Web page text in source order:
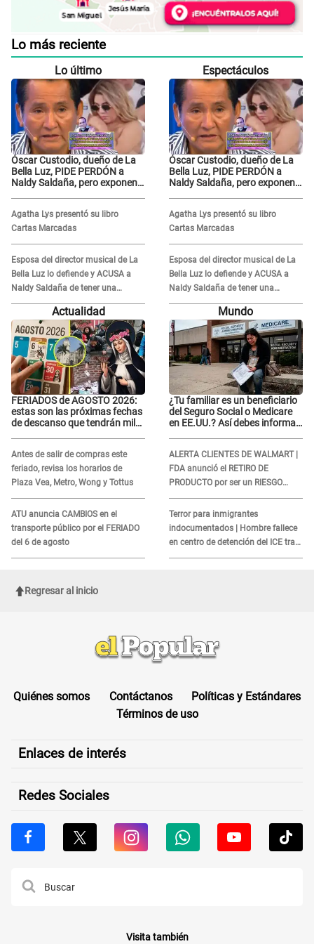
Lo más reciente
Lo último
Óscar Custodio, dueño de La
Bella Luz, PIDE PERDÓN a
Naldy Saldaña, pero exponen
grabar"
Agatha Lys presentó su libro
Cartas Marcadas
Esposa del director musical de La
Bella Luz lo defiende y ACUSA a
Naldy Saldaña de tener una
relación con él y otros integrantes
Espectáculos
Óscar Custodio, dueño de La
Bella Luz, PIDE PERDÓN a
Naldy Saldaña, pero exponen
grabar"
Agatha Lys presentó su libro
Cartas Marcadas
Esposa del director musical de La
Bella Luz lo defiende y ACUSA a
Naldy Saldaña de tener una
relación con él y otros integrantes
Actualidad
FERIADOS de AGOSTO 2026:
estas son las próximas fechas
de descanso que tendrán miles
Antes de salir de compras este
feriado, revisa los horarios de
Plaza Vea, Metro, Wong y Tottus
ATU anuncia CAMBIOS en el
transporte público por el FERIADO
del 6 de agosto
Mundo
¿Tu familiar es un beneficiario
del Seguro Social o Medicare
en EE.UU.? Así debes informar
ALERTA CLIENTES DE WALMART |
FDA anunció el RETIRO DE
PRODUCTO por ser un RIESGO
MORTAL para consumidores: ¿Cuál
es?
Terror para inmigrantes
indocumentados | Hombre fallece
en centro de detención del ICE tras
sufrir una "emergencia médica"
Regresar al inicio
Quiénes somos Contáctanos
Políticas y Estándares
Términos de uso
Enlaces de interés
Redes Sociales
Visita también